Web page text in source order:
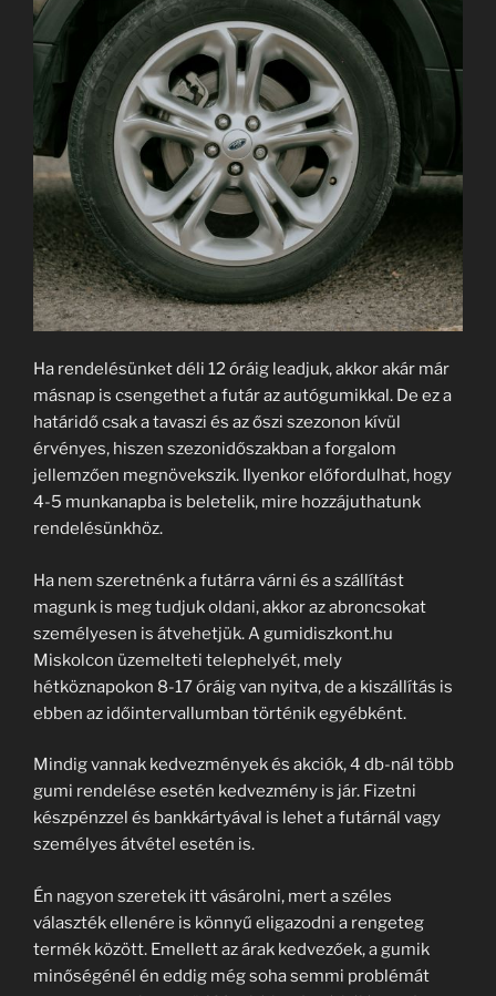
Ha rendelésünket déli 12 óráig leadjuk, akkor akár már
másnap is csengethet a futár az autógumikkal. De ez a
határidő csak a tavaszi és az őszi szezonon kívül
érvényes, hiszen szezonidőszakban a forgalom
jellemzően megnövekszik. Ilyenkor előfordulhat, hogy
4-5 munkanapba is beletelik, mire hozzájuthatunk
rendelésünkhöz.
Ha nem szeretnénk a futárra várni és a szállítást
magunk is meg tudjuk oldani, akkor az abroncsokat
személyesen is átvehetjük. A gumidiszkont.hu
Miskolcon üzemelteti telephelyét, mely
hétköznapokon 8-17 óráig van nyitva, de a kiszállítás is
ebben az időintervallumban történik egyébként.
Mindig vannak kedvezmények és akciók, 4 db-nál több
gumi rendelése esetén kedvezmény is jár. Fizetni
készpénzzel és bankkártyával is lehet a futárnál vagy
személyes átvétel esetén is.
Én nagyon szeretek itt vásárolni, mert a széles
választék ellenére is könnyű eligazodni a rengeteg
termék között. Emellett az árak kedvezőek, a gumik
minőségénél én eddig még soha semmi problémát